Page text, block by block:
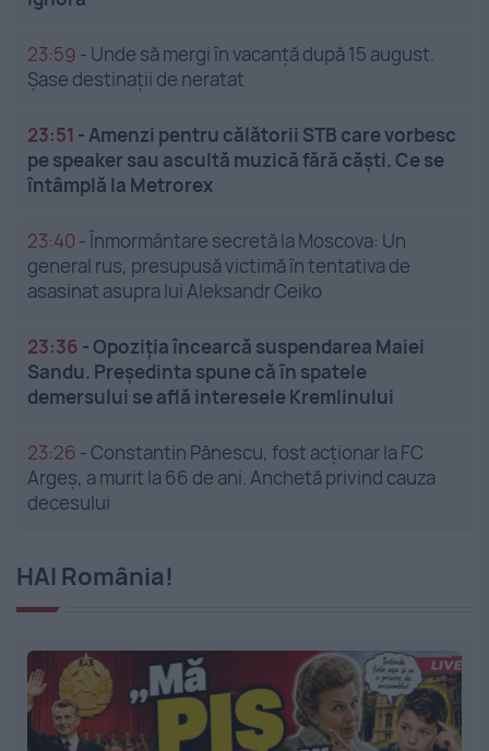
23:59 - Unde să mergi în vacanță după 15 august.
Șase destinații de neratat
23:51 -Amenzi pentru călătorii STB care vorbesc
pe speaker sau ascultă muzică fără căști. Ce se
întâmplă la Metrorex
23:40 -Înmormântare secretă la Moscova: Un
general rus, presupusă victimă în tentativa de
asasinat asupra lui Aleksandr Ceiko
23:36 -Opoziția încearcă suspendarea Maiei
Sandu. Președinta spune că în spatele
demersului se află interesele Kremlinului
23:26 -Constantin Pănescu, fost acționar la FC
Argeș, a murit la 66 de ani. Anchetă privind cauza
decesului
HAI România!